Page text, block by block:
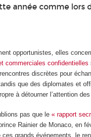
année comme lors
opportunistes, elles
commerciales confidentielles
discrètes pour
que des diplomates et
à détourner l’attention
pas que le« rapport
Rainier de Monaco, en
grands événements, le